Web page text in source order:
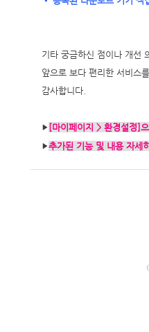
기타 궁금하신 점이나 개선
앞으로 보다 편리한 서비스
감사합니다.
▶ [마이페이지 > 환경설정]
▶추가된 기능 및 내용 자세